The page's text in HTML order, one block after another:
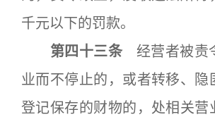
千元以下的罚款。
第四十三条 经营者被责
业而不停止的，或者转移、隐
登记保存的财物的，处相关营